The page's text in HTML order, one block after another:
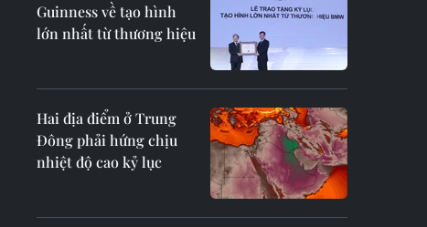
Guinness về tạo hình
lớn nhất từ thương hiệu
Hai địa điểm ở Trung
Đông phải hứng chịu
nhiệt độ cao kỷ lục